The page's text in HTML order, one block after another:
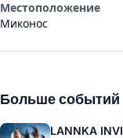
Местоположение
Миконос
Больше событий
LANNKA